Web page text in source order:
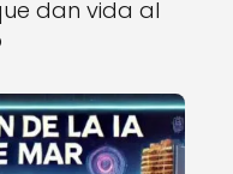
dan vida al